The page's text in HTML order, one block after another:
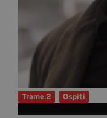
Fondazione
Chi Siamo
Trame.2 Ospiti